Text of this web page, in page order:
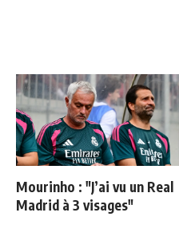
Mourinho : "J’ai vu un Real
Madrid à 3 visages"